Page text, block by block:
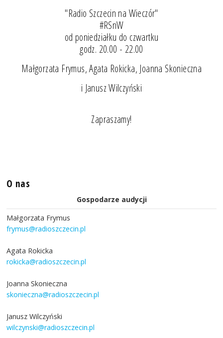
"Radio Szczecin na Wieczór"
#RSnW
od poniedziałku do czwartku
godz. 20.00 - 22.00
Małgorzata Frymus, Agata Rokicka, Joanna Skonieczna
i Janusz Wilczyński
Zapraszamy!
O nas
Gospodarze audycji
Małgorzata Frymus
frymus@radioszczecin.pl
Agata Rokicka
rokicka@radioszczecin.pl
Joanna Skonieczna
skonieczna@radioszczecin.pl
Janusz Wilczyński
wilczynski@radioszczecin.pl